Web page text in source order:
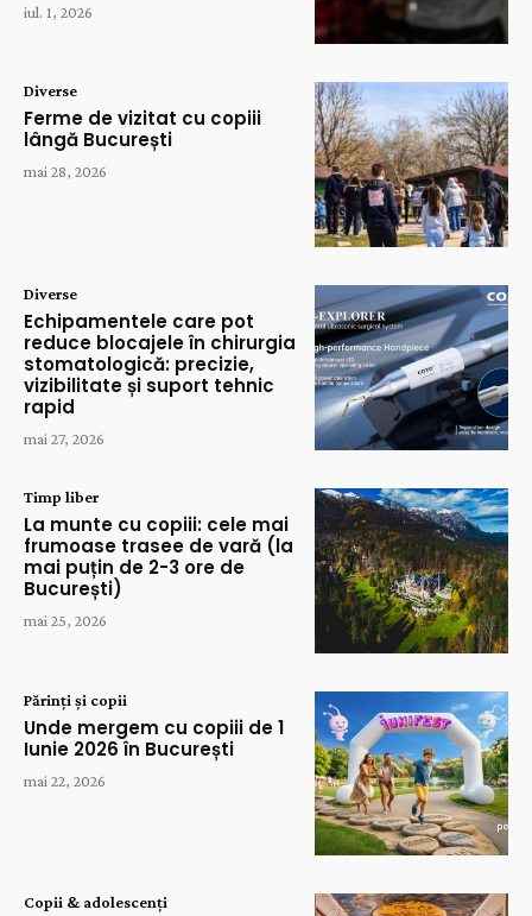
iul. 1, 2026
Diverse
Ferme de vizitat cu copiii
lângă București
mai 28, 2026
Diverse
Echipamentele care pot
reduce blocajele în chirurgia
stomatologică: precizie,
vizibilitate și suport tehnic
rapid
mai 27, 2026
Timp liber
La munte cu copiii: cele mai
frumoase trasee de vară (la
mai puțin de 2-3 ore de
București)
mai 25, 2026
Părinți și copii
Unde mergem cu copiii de 1
Iunie 2026 în București
mai 22, 2026
Copii & adolescenți